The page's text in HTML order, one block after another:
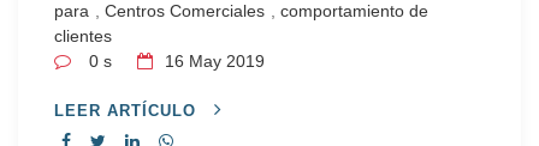
para
Centros Comerciales
comportamiento de
clientes
0 s
16 May 2019
LEER ARTÍCULO